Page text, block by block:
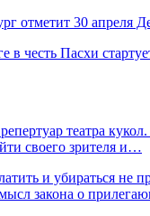
отметит 30 апреля
в честь Пасхи
театра
своего зрителя и…
и убираться не
закона о